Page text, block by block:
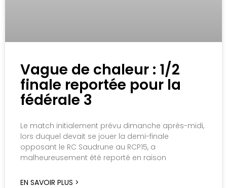
Vague de chaleur : 1/2
finale reportée pour la
fédérale 3
Le match initialement prévu dimanche après-midi,
lors duquel devait se jouer la demi-finale
opposant le RC Saudrune au RCP15, a
malheureusement été reporté en raison
EN SAVOIR PLUS >